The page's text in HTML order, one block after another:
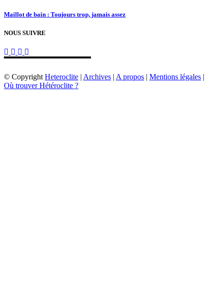
Maillot de bain : Toujours trop, jamais assez
NOUS SUIVRE
© Copyright Heteroclite | Archives | A propos | Mentions légales |
Où trouver Hétéroclite ?